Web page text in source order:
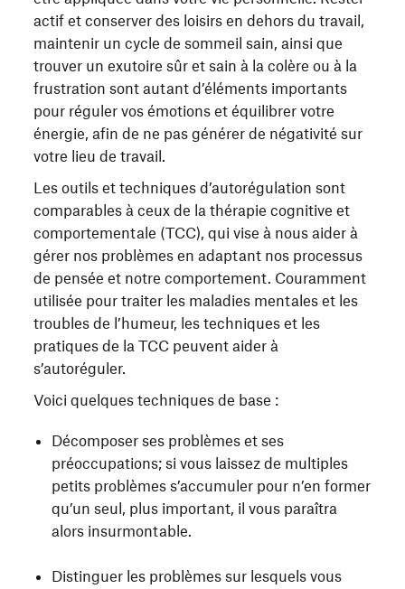
actif et conserver des loisirs en dehors du travail,
maintenir un cycle de sommeil sain, ainsi que
trouver un exutoire sûr et sain à la colère ou à la
frustration sont autant d’éléments importants
pour réguler vos émotions et équilibrer votre
énergie, afin de ne pas générer de négativité sur
votre lieu de travail.
Les outils et techniques d’autorégulation sont
comparables à ceux de la thérapie cognitive et
comportementale (TCC), qui vise à nous aider à
gérer nos problèmes en adaptant nos processus
de pensée et notre comportement. Couramment
utilisée pour traiter les maladies mentales et les
troubles de l’humeur, les techniques et les
pratiques de la TCC peuvent aider à
s’autoréguler.
Voici quelques techniques de base :
Décomposer ses problèmes et ses
préoccupations; si vous laissez de multiples
petits problèmes s’accumuler pour n’en former
qu’un seul, plus important, il vous paraîtra
alors insurmontable.
Distinguer les problèmes sur lesquels vous